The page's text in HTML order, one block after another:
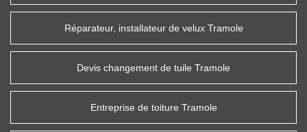
Réparateur, installateur de velux Tramole
Devis changement de tuile Tramole
Entreprise de toiture Tramole